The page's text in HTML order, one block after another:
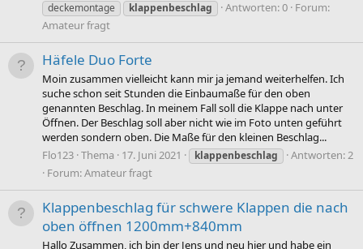
deckemontage
klappenbeschlag Antworten: 0 Forum:
Amateur fragt
Häfele Duo Forte
Moin zusammen vielleicht kann mir ja jemand weiterhelfen. Ich
suche schon seit Stunden die Einbaumaße für den oben
genannten Beschlag. In meinem Fall soll die Klappe nach unter
Öffnen. Der Beschlag soll aber nicht wie im Foto unten geführt
werden sondern oben. Die Maße für den kleinen Beschlag...
Flo123 Thema 17. Juni 2021 klappenbeschlag
Antworten: 2
Forum:Amateur fragt
Klappenbeschlag für schwere Klappen die nach
oben öffnen 1200mm+840mm
Hallo Zusammen, ich bin der Jens und neu hier und habe ein